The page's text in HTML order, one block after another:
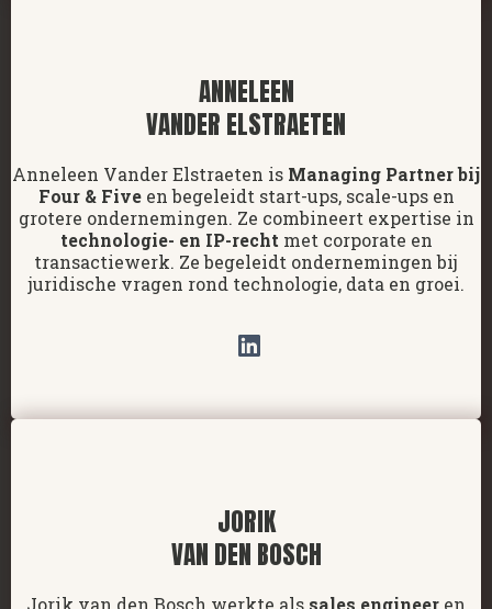
ANNELEEN
VANDER ELSTRAETEN
Anneleen Vander Elstraeten is Managing Partnerbij
Four & Fiveen begeleidt start-ups, scale-ups en
grotere ondernemingen. Ze combineert expertise in
technologie- en IP-recht met corporate en
transactiewerk. Ze begeleidt ondernemingen bij
juridische vragen rond technologie, data en groei.
JORIK
VAN DEN BOSCH
Jorik van den Bosch werkte als sales engineer en